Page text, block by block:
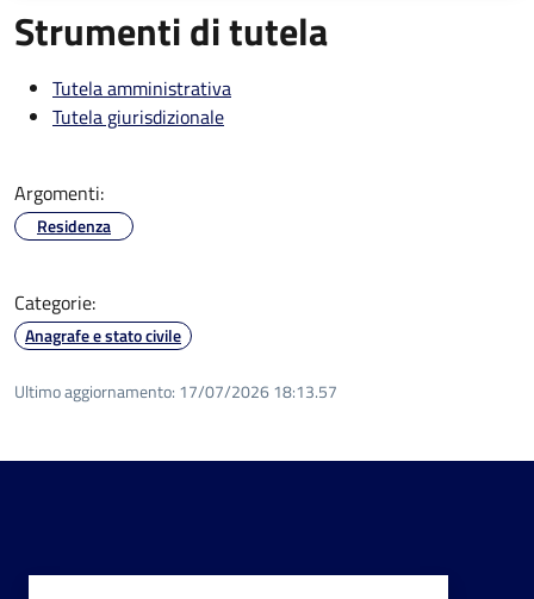
Strumenti di tutela
Tutela amministrativa
Tutela giurisdizionale
Argomenti:
Residenza
Categorie:
Anagrafe e stato civile
Ultimo aggiornamento: 17/07/2026 18:13.57